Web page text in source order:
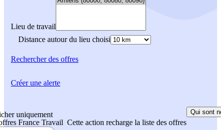
Lieu de travail
Distance autour du lieu choisi
Rechercherdes offres
uniquement
France Travail Cette action recharge la liste des offres
Qui sont
Créer une alerte